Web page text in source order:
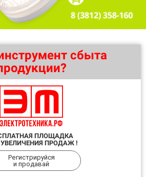
сбыта
ПЛОЩАДКА
ПРОДАЖ !
Регистрируйся
и продавай